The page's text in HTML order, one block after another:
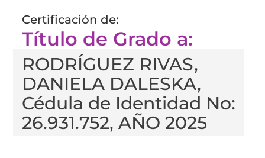
Certificación de:
Título de Grado a:
RODRÍGUEZ RIVAS,
DANIELA DALESKA,
Cédula de Identidad No:
26.931.752, AÑO 2025